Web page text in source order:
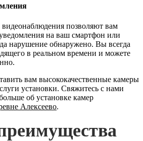
позволяют вам
на ваш смартфон или
нарушение обнаружено. Вы всегда
в реальном времени и можете
вам высококачественные камеры
установки. Свяжитесь с нами
об установке камер
Алексеево.